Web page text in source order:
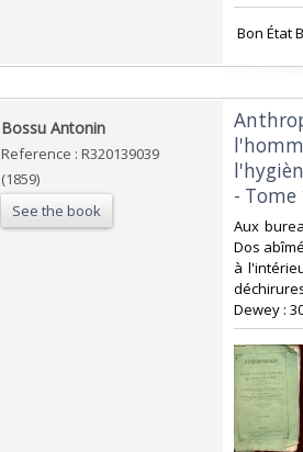
Bon État
‎Bossu Antonin‎
Reference : R320139039
(1859)
See the book
- Tome
‎Aux
Dos
à
Dewey :